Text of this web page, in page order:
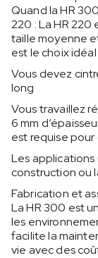
Quand la HR
220 : La HR
taille moyenne
est le choix
Vous devez
long
Vous travaillez
6 mm
est requise pour
Les
construction ou
Fabrication et
La HR 300 est
les
facilite la
vie avec des